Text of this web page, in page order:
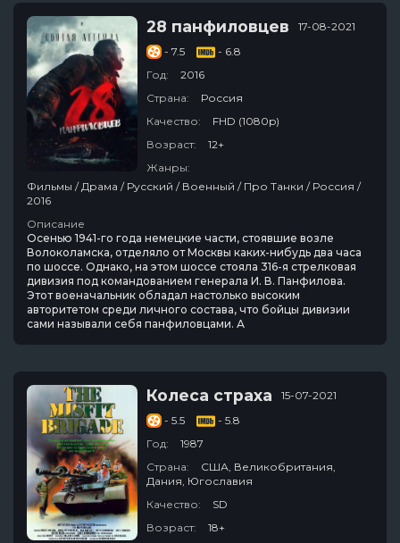
28 панфиловцев
17-08-2021
- 7.5
- 6.8
Год:
2016
Страна:
Россия
Качество:
FHD (1080p)
Возраст:
12+
Жанры:
Фильмы / Драма / Русский / Военный / Про Танки / Россия /
2016
Описание
Осенью 1941-го года немецкие части, стоявшие возле
Волоколамска, отделяло от Москвы каких-нибудь два часа
по шоссе. Однако, на этом шоссе стояла 316-я стрелковая
дивизия под командованием генерала И. В. Панфилова.
Этот военачальник обладал настолько высоким
авторитетом среди личного состава, что бойцы дивизии
сами называли себя панфиловцами. А
Колеса страха
15-07-2021
- 5.5
- 5.8
Год:
1987
Страна:
США, Великобритания,
Дания, Югославия
Качество:
SD
Возраст:
18+